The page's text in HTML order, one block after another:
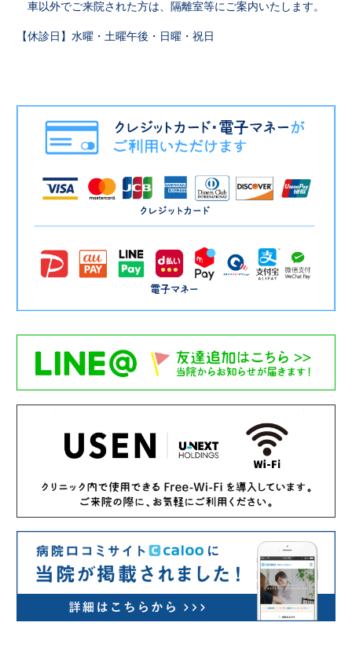
車以外でご来院された方は、隔離室等にご案内いたします。
【休診日】水曜・土曜午後・日曜・祝日